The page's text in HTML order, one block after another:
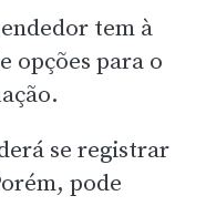
tem à
opções para o
se registrar
pode